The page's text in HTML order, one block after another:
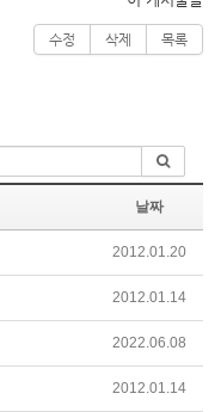
수정 삭제 목록
날짜
2012.01.20
2012.01.14
2022.06.08
2012.01.14